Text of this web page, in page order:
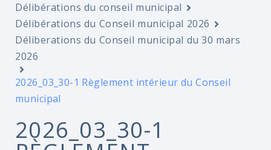
Délibérations du conseil municipal
Délibérations du Conseil municipal 2026
Déliberations du Conseil municipal du 30 mars
2026
2026_03_30-1 Règlement intérieur du Conseil
municipal
2026_03_30-1